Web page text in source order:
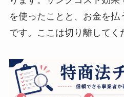
を使ったことと、お金を払
です。ここは切り離してく